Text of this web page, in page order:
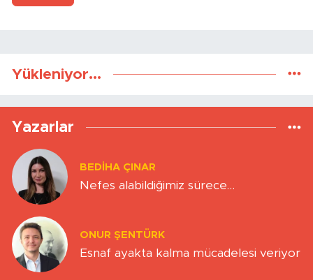
Yükleniyor...
Yazarlar
BEDIHA ÇINAR
Nefes alabildiğimiz sürece…
ONUR ŞENTÜRK
Esnaf ayakta kalma mücadelesi veriyor